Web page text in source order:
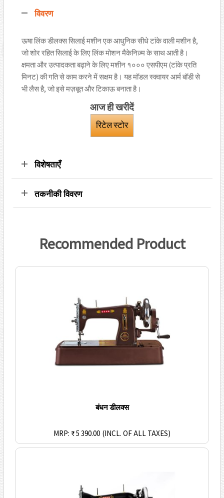
e
b
o
o
k
i
t
e
r
i
l s
A
p
p
विवरण
ऊषा लिंक डीलक्स सिलाई मशीन एक आधुनिक सीधे टांके वाली मशीन है,
जो शोर रहित सिलाई के लिए लिंक मोशन मैकेनिज़्म के साथ आती है।
क्षमता और उत्पादकता बढ़ाने के लिए मशीन १००० एसपीएम (टांके प्रति
मिनट) की गति से काम करने में सक्षम है। यह मॉडल स्क्वायर आर्म बॉडी से
भी लैस है, जो इसे मज़बूत और टिकाऊ बनाता है।
आज ही खरीदें
रिटेल स्टोर
विशेषताएँ
तकनीकी विवरण
Recommended Product
बंधन डीलक्स
MRP: ₹ 5 390.00 (INCL. OF ALL TAXES)